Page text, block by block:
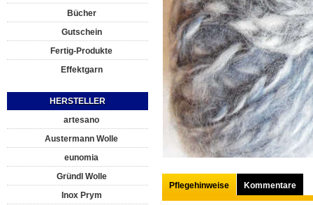
Bücher
Gutschein
Fertig-Produkte
Effektgarn
HERSTELLER
artesano
Austermann Wolle
eunomia
Gründl Wolle
Inox Prym
Pflegehinweise Kommentare